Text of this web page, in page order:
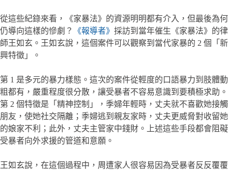
從這些紀錄來看，《家暴法》的資源明明都有介入，但最後為何
仍導向這樣的慘劇？
《報導者》 採訪到當年催生《家暴法》的律
師王如玄。王如玄說，這個案件可以觀察到當代家暴的 2 個「新
興特徵」。
第 1 是多元的暴力樣態。這次的案件從輕度的口語暴力到肢體動
粗都有，嚴重程度很分散，讓受暴者不容易意識到要積極求助。
第 2 個特徵是「精神控制」，季婦年輕時，丈夫就不喜歡她接觸
朋友，使她社交隔離；季婦逃到親友家時，丈夫更威脅對收留她
的娘家不利；此外，丈夫主管家中錢財。上述這些手段都會阻礙
受暴者向外求援的管道和意願。
王如玄說，在這個過程中，周遭家人很容易因為受暴者反反覆覆